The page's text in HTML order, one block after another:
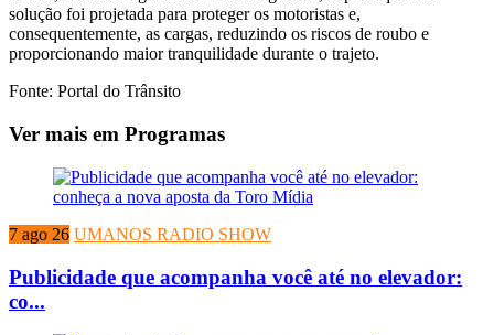
solução foi projetada para proteger os motoristas e,
consequentemente, as cargas, reduzindo os riscos de roubo e
proporcionando maior tranquilidade durante o trajeto.
Fonte: Portal do Trânsito
Ver mais em Programas
7 ago 26 UMANOS RADIO SHOW
Publicidade que acompanha você até no elevador:
co...